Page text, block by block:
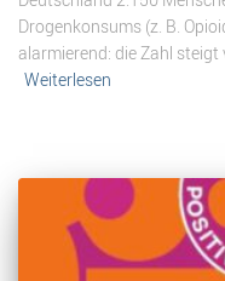
Drogenkonsums (z. B.
alarmierend: die Zahl
Weiterlesen